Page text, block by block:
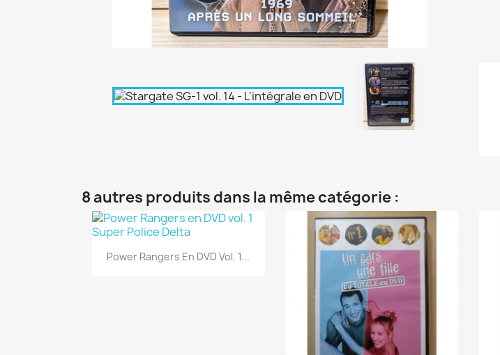
8 autres produits dans la même catégorie :
Aperçu rapide
Power Rangers En DVD Vol. 1...